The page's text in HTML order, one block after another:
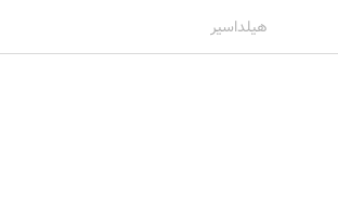
هیلداسیر